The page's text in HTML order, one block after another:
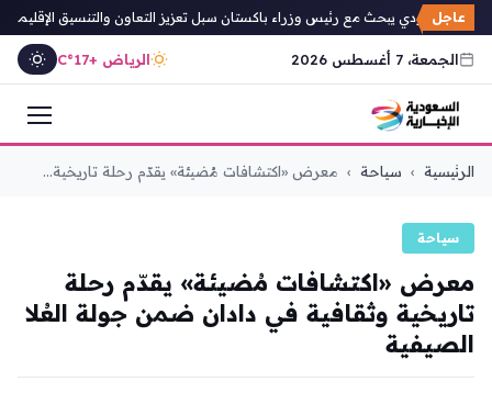
عاجل
السعودي يبحث مع رئيس وزراء باكستان سبل تعزيز التعاون والتنسيق الإقليمي
الجمعة، 7 أغسطس 2026 الرياض +17°C
التجاوز
الرئيسية › سياحة › معرض «اكتشافات مُضيئة» يقدّم رحلة تاريخية...
سياحة
معرض «اكتشافات مُضيئة» يقدّم رحلة
تاريخية وثقافية في دادان ضمن جولة العُلا
الصيفية